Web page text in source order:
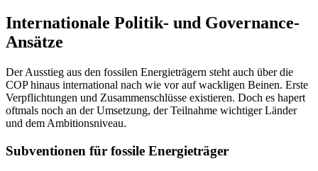
Internationale Politik- und Governance-
Ansätze
Der Ausstieg aus den fossilen Energie­trägern steht auch über die
COP hinaus inter­national nach wie vor auf wackligen Beinen. Erste
Verpflichtungen und Zusam­menschlüsse existieren. Doch es hapert
oftmals noch an der Umsetzung, der Teil­nahme wichtiger Länder
und dem Ambi­tionsniveau.
Subventionen für fossile Energieträger